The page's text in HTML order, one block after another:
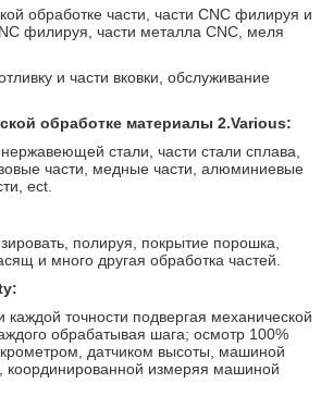
обработке части, части CNC филируя и
филируя, части металла CNC, меля
и части вковки, обслуживание
обработке материалы 2.Various:
стали, части стали сплава,
части, медные части, алюминиевые
ect.
полируя, покрытие порошка,
и много другая обработка частей.
каждой точности подвергая механической
обрабатывая шага; осмотр 100%
датчиком высоты, машиной
координированной измеряя машиной